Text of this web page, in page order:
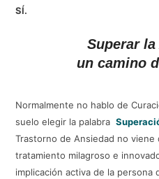
SÍ.
Superar la
un camino
Normalmente no hablo de
suelo elegir la palabra
Trastorno de Ansiedad no viene
tratamiento milagroso e
implicación activa de la persona